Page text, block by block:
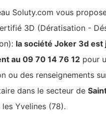
Soluty.com vous
3D (Dératisation -
la société Joker 3d est
au 09 70 14 76 12 pour
ou des renseignements
dans le secteur de
les Yvelines (78).